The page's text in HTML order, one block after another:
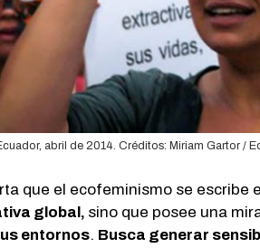
abril de 2014. Créditos: Miriam Gartor /
que el ecofeminismo se
global, sino que posee una
entornos. Busca generar